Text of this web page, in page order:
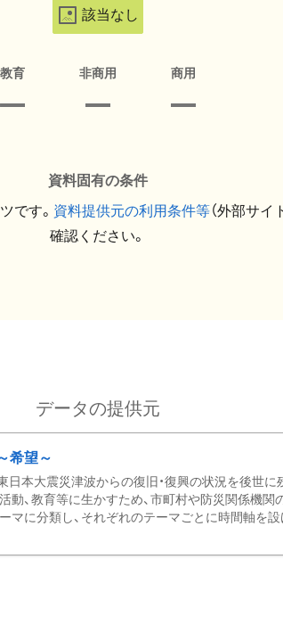
該当なし
教育 非商用 商用
資料固有の条件
です。 資料提供元の利用条件等（外部サイ
確認ください。
データの提供元
希望～
日本大震災津波からの復旧・復興の状況を後世に
動、教育等に生かすため、市町村や防災関係機関
マに分類し、それぞれのテーマごとに時間軸を